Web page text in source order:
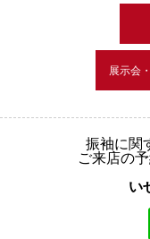
展示会
振袖に関
ご来店の
い